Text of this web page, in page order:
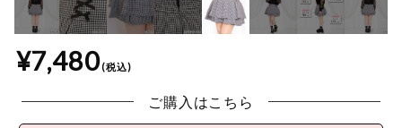
7,480
ご購入はこちら